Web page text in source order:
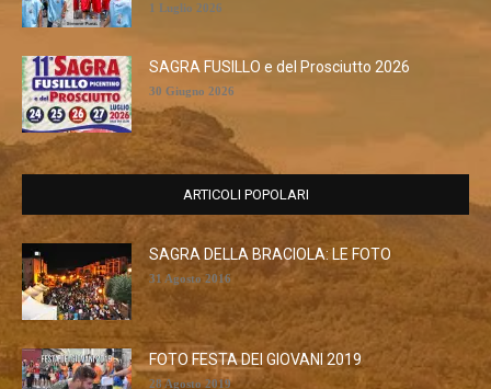
1 Luglio 2026
SAGRA FUSILLO e del Prosciutto 2026
30 Giugno 2026
ARTICOLI POPOLARI
SAGRA DELLA BRACIOLA: LE FOTO
31 Agosto 2016
FOTO FESTA DEI GIOVANI 2019
28 Agosto 2019